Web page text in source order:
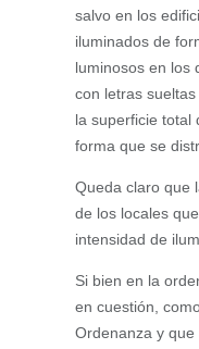
salvo en los
iluminados de
luminosos en los
con letras
la superficie total
forma que se
Queda claro que
de los locales
intensidad de
Si bien en la
en cuestión,
Ordenanza y